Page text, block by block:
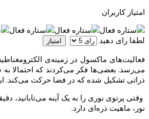
امتیاز کاربران
لطفا رای دهید
فعالیت‌های ماکسول در زمینه‌ی
می‌رسد. بعضی‌ها فکر می‌کردند که احتمالا
ذراتی تشکیل شده که در فضا حرکت می‌کند.
وقتی پرتوی نوری را به یک آینه
نور، ماهیت ذره‌ای دارد.